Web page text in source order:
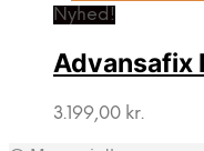
Nyhed!
Advansafix
3.199,00 kr.